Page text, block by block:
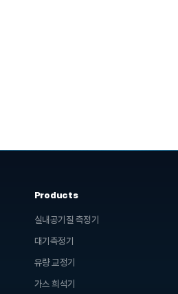
Products
실내공기질 측정기
대기측정기
유량 교정기
가스 희석기